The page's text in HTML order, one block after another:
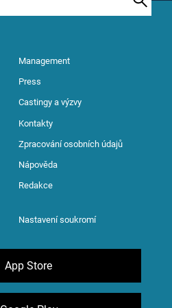
Management
Press
Castingy a výzvy
Kontakty
Zpracování osobních údajů
Nápověda
Redakce
Nastavení soukromí
App Store